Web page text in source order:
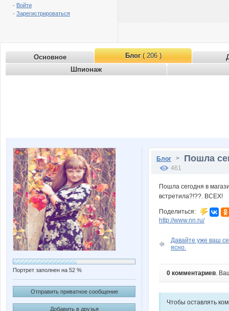
- Войти
- Зарегистрироваться
Основное Блог( 206 )
Шпионаж
Портрет заполнен на 52 %
Отправить приватное сообщение
Добавить в друзья
Блог > Пошла
461
Пошла сегодня в
встретила?!??. ВСЕХ!
Поделиться:
http://www.nn.ru/
Давайте уже ваш
ясно.
0 комментариев.
Чтобы оставлять